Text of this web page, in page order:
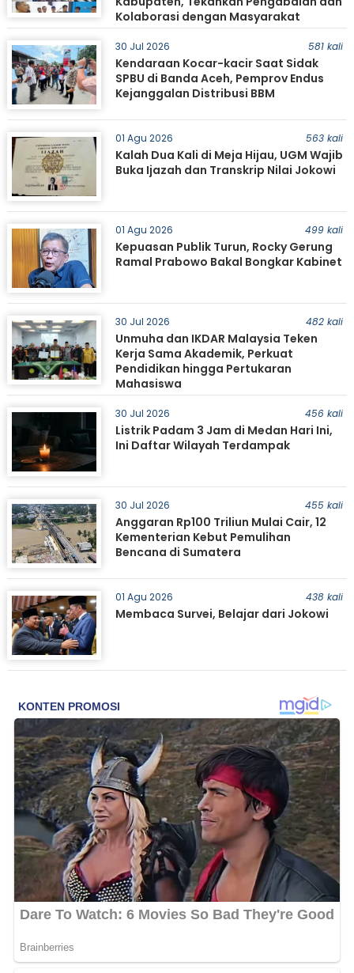
Kolaborasi dengan Masyarakat
30 Jul 2026 581 kali
Kendaraan Kocar-kacir Saat Sidak
SPBU di Banda Aceh, Pemprov Endus
Kejanggalan Distribusi BBM
01 Agu 2026 563 kali
Kalah Dua Kali di Meja Hijau, UGM Wajib
Buka Ijazah dan Transkrip Nilai Jokowi
01 Agu 2026 499 kali
Kepuasan Publik Turun, Rocky Gerung
Ramal Prabowo Bakal Bongkar Kabinet
30 Jul 2026 482 kali
Unmuha dan IKDAR Malaysia Teken
Kerja Sama Akademik, Perkuat
Pendidikan hingga Pertukaran
Mahasiswa
30 Jul 2026 456 kali
Listrik Padam 3 Jam di Medan Hari Ini,
Ini Daftar Wilayah Terdampak
30 Jul 2026 455 kali
Anggaran Rp100 Triliun Mulai Cair, 12
Kementerian Kebut Pemulihan
Bencana di Sumatera
01 Agu 2026 438 kali
Membaca Survei, Belajar dari Jokowi